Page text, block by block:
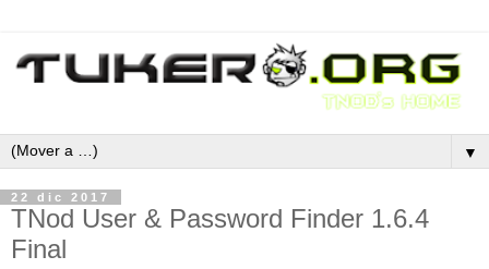
▼
22 dic 2017
TNod User & Password Finder 1.6.4
Final